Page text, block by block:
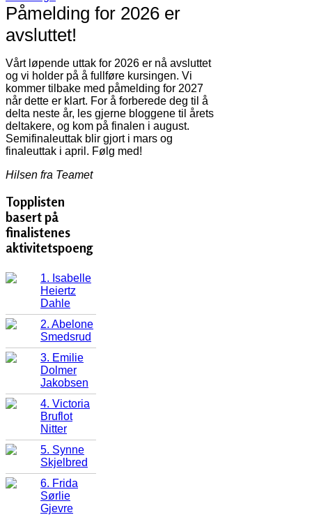
Påmelding for 2026 er
avsluttet!
Vårt løpende uttak for 2026 er nå avsluttet
og vi holder på å fullføre kursingen. Vi
kommer tilbake med påmelding for 2027
når dette er klart. For å forberede deg til å
delta neste år, les gjerne bloggene til årets
deltakere, og kom på finalen i august.
Semifinaleuttak blir gjort i mars og
finaleuttak i april. Følg med!
Hilsen fra Teamet
Topplisten
basert på
finalistenes
aktivitetspoeng
1. Isabelle
Heiertz
Dahle
2. Abelone
Smedsrud
3. Emilie
Dolmer
Jakobsen
4. Victoria
Bruflot
Nitter
5. Synne
Skjelbred
6. Frida
Sørlie
Gjevre